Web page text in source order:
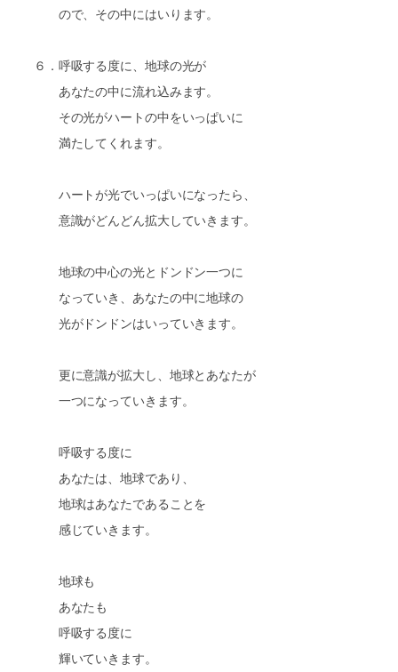
ので、その中にはいります。
６．呼吸する度に、地球の光が
あなたの中に流れ込みます。
その光がハートの中をいっぱいに
満たしてくれます。
ハートが光でいっぱいになったら、
意識がどんどん拡大していきます。
地球の中心の光とドンドン一つに
なっていき、あなたの中に地球の
光がドンドンはいっていきます。
更に意識が拡大し、地球とあなたが
一つになっていきます。
呼吸する度に
あなたは、地球であり、
地球はあなたであることを
感じていきます。
地球も
あなたも
呼吸する度に
輝いていきます。